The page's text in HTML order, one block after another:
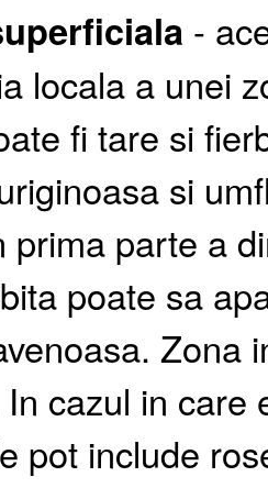
-
locala a unei
fi tare si
si
prima parte a
poate sa
Zona
cazul in care
pot include